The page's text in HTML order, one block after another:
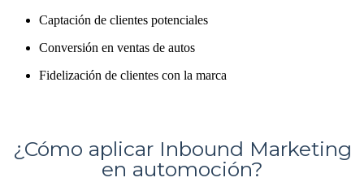
Captación de clientes potenciales
Conversión en ventas de autos
Fidelización de clientes con la marca
¿Cómo aplicar Inbound Marketing
en automoción?